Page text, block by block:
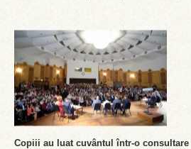
Copiii au luat cuvântul într-o consultare